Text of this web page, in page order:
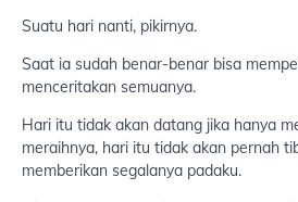
Suatu hari nanti, pikirnya.
Saat ia sudah benar-benar bisa
menceritakan semuanya.
Hari itu tidak akan datang jika hanya
meraihnya, hari itu tidak akan pernah
memberikan segalanya padaku.